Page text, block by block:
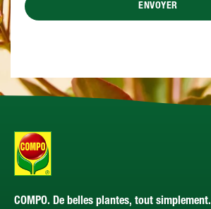
ENVOYER
COMPO. De belles plantes, tout simplement.